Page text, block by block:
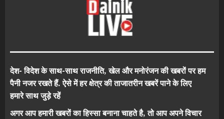
देश- विदेश के साथ-साथ राजनीति, खेल और मनोरंजन की खबरों पर हम
पैनी नजर रखते हैं. ऐसे में हर क्षेत्र की ताजातरीन खबरें पाने के लिए
हमारे साथ जुड़े रहें
अगर आप हमारी खबरों का हिस्सा बनाना चाहते है, तो आप अपने विचार